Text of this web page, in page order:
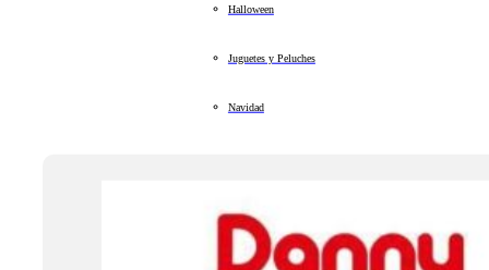
Halloween
Juguetes y Peluches
Navidad